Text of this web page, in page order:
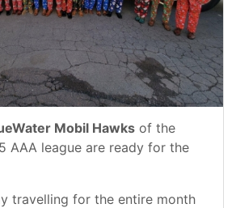
Mobil Hawks of the
AAA league are ready for the
travelling for the entire month